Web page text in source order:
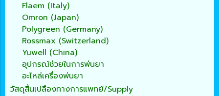
Flaem (Italy)
Omron (Japan)
Polygreen (Germany)
Rossmax (Switzerland)
Yuwell (China)
อุปกรณ์ช่วยในการพ่นยา
อะไหล่เครื่องพ่นยา
วัสดุสิ้นเปลืองทางการแพทย์/Supply